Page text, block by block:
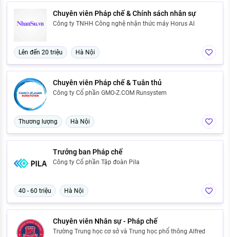
Chuyên viên Pháp chế & Chính sách nhân sự
Công ty TNHH Công nghệ nhận thức máy Horus AI
Lên đến 20 triệu Hà Nội
Chuyên viên Pháp chế & Tuân thủ
Công ty Cổ phần GMO-Z.COM Runsystem
Thương lượng Hà Nội
Trưởng ban Pháp chế
Công ty Cổ phần Tập đoàn Pila
40 - 60 triệu Hà Nội
Chuyên viên Nhân sự - Pháp chế
Trường Trung học cơ sở và Trung học phổ thông Alfred